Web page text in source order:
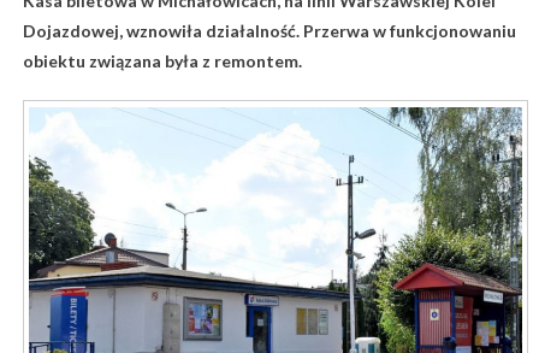
Dojazdowej, wznowiła działalność. Przerwa w funkcjonowaniu
obiektu związana była z remontem.